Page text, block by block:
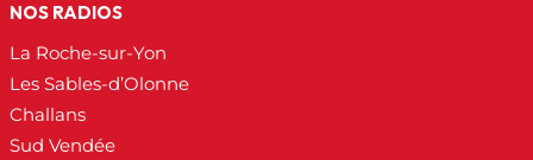
NOS RADIOS
La Roche-sur-Yon
Les Sables-d’Olonne
Challans
Sud Vendée